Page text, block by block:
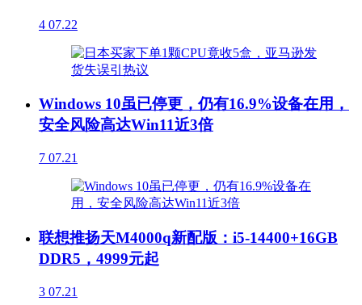
4 07.22
Windows 10虽已停更，仍有16.9%设备在用，
安全风险高达Win11近3倍
7 07.21
联想推扬天M4000q新配版：i5-14400+16GB
DDR5，4999元起
3 07.21